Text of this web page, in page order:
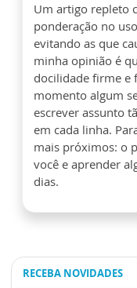
Um artigo repleto
ponderação no
evitando as que
minha opinião é
docilidade firme e
momento algum
escrever assunto
em cada linha.
mais próximos: o
você e aprender
dias.
RECEBA NOVIDADES